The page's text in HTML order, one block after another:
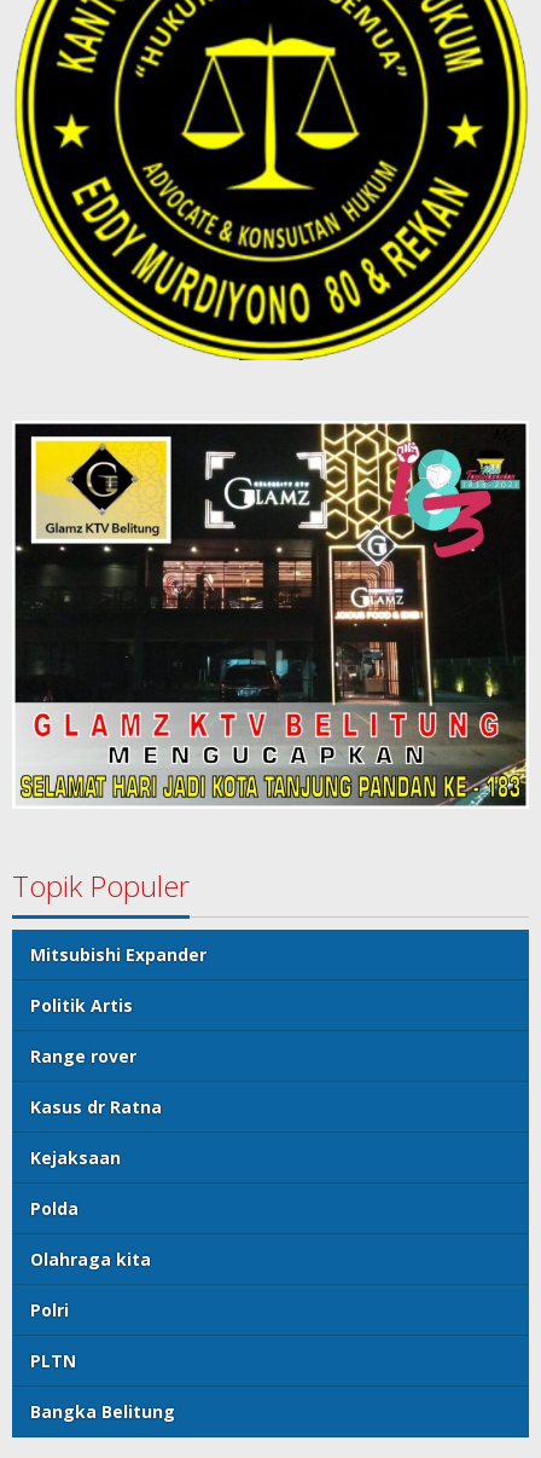
Topik Populer
Mitsubishi Expander
Politik Artis
Range rover
Kasus dr Ratna
Kejaksaan
Polda
Olahraga kita
Polri
PLTN
Bangka Belitung